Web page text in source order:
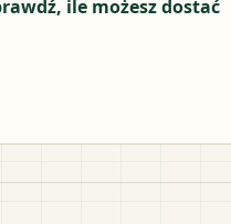
ile możesz dostać